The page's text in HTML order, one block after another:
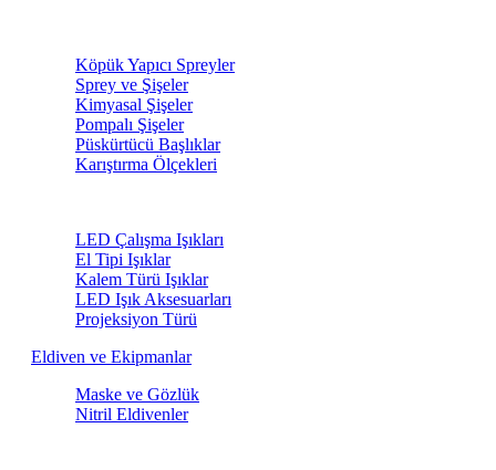
Köpük Yapıcı Spreyler
Sprey ve Şişeler
Kimyasal Şişeler
Pompalı Şişeler
Püskürtücü Başlıklar
Karıştırma Ölçekleri
LED Çalışma Işıkları
El Tipi Işıklar
Kalem Türü Işıklar
LED Işık Aksesuarları
Projeksiyon Türü
Eldiven ve Ekipmanlar
Maske ve Gözlük
Nitril Eldivenler